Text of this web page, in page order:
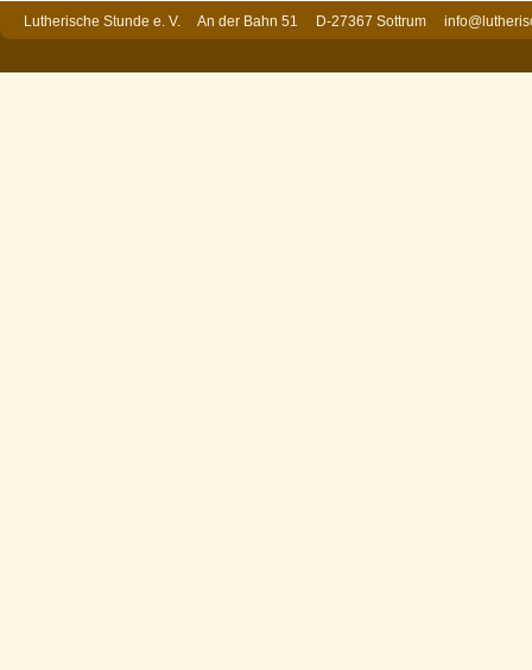
Lutherische Stunde e. V. An der Bahn 51 D-27367 Sottrum